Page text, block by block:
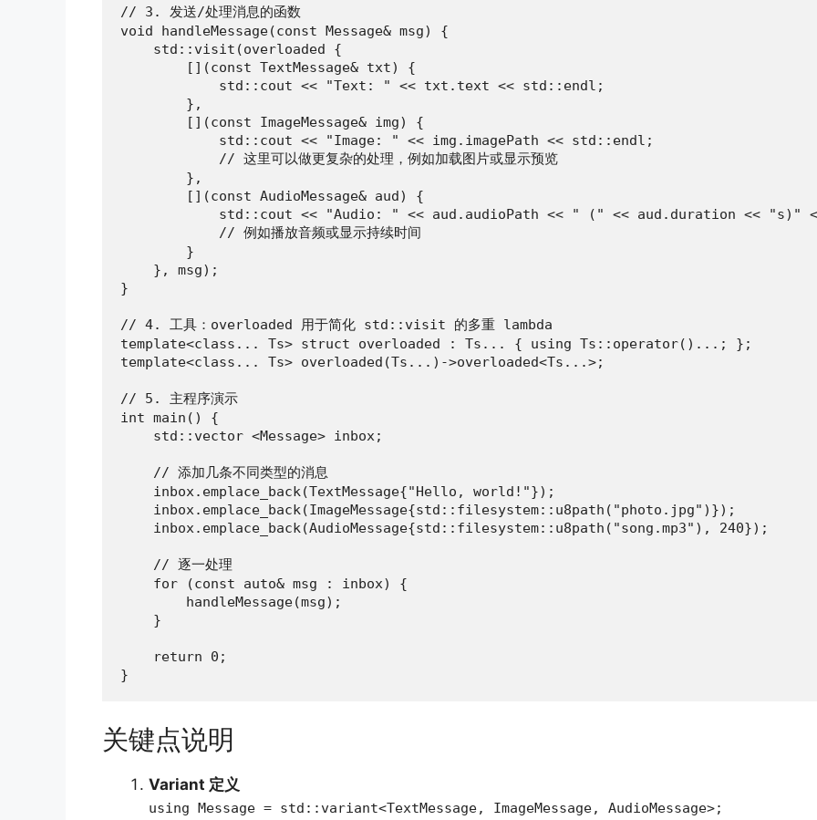
// 3. 发送/处理消息的函数
void handleMessage(const Message& msg) {
    std::visit(overloaded {
        [](const TextMessage& txt) {
            std::cout << "Text: " << txt.text << std::endl;
        },
        [](const ImageMessage& img) {
            std::cout << "Image: " << img.imagePath << std::endl;
            // 这里可以做更复杂的处理，例如加载图片或显示预览
        },
        [](const AudioMessage& aud) {
std::cout << "Audio: " << aud.audioPath << " (" << aud.duration << "s)"
            // 例如播放音频或显示持续时间
        }
    }, msg);
}
// 4. 工具：overloaded 用于简化 std::visit 的多重 lambda
template<class... Ts> struct overloaded : Ts... { using Ts::operator()...; };
template<class... Ts> overloaded(Ts...)->overloaded<Ts...>;
// 5. 主程序演示
int main() {
    std::vector <Message> inbox;
    // 添加几条不同类型的消息
    inbox.emplace_back(TextMessage{"Hello, world!"});
    inbox.emplace_back(ImageMessage{std::filesystem::u8path("photo.jpg")});
    inbox.emplace_back(AudioMessage{std::filesystem::u8path("song.mp3"), 240});
    // 逐一处理
    for (const auto& msg : inbox) {
        handleMessage(msg);
    }
    return 0;
}
关键点说明
Variant 定义
using Message = std::variant<TextMessage, ImageMessage, AudioMessage>;